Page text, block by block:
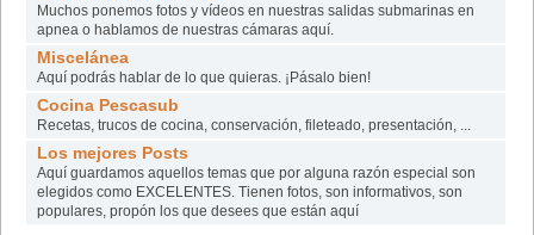
Muchos ponemos fotos y vídeos en nuestras salidas submarinas en
apnea o hablamos de nuestras cámaras aquí.
Miscelánea
Aquí podrás hablar de lo que quieras. ¡Pásalo bien!
Cocina Pescasub
Recetas, trucos de cocina, conservación, fileteado, presentación, ...
Los mejores Posts
Aquí­ guardamos aquellos temas que por alguna razón especial son
elegidos como EXCELENTES. Tienen fotos, son informativos, son
populares, propón los que desees que están aquí­